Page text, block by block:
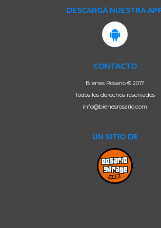
DESCARGÁ NUESTRA
CONTACTO
Bienes Rosario © 2017
Todos los derechos reservados
info@bienesrosario.com
UN SITIO DE